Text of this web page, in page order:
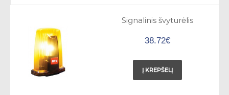
Signalinis švyturėlis
38.72€
Į KREPŠELĮ